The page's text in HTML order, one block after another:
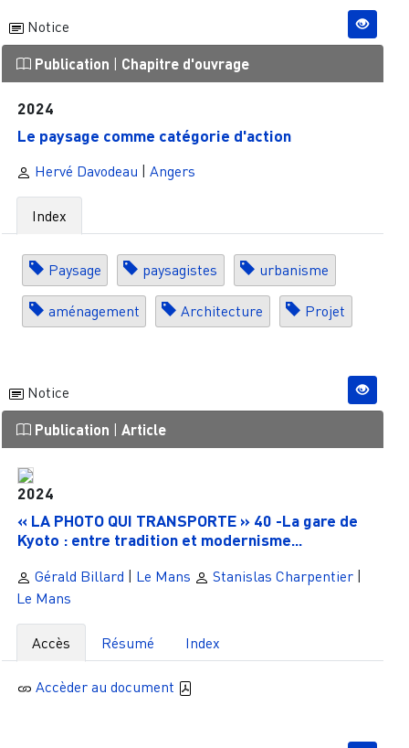
Notice
Publication Chapitre d'ouvrage
2024
Le paysage comme catégorie d'action
Hervé Davodeau Angers
Index
Paysage paysagistes urbanisme
aménagement Architecture Projet
Notice
Publication Article
2024
« LA PHOTO QUI TRANSPORTE » 40 -La gare de
Kyoto : entre tradition et modernisme...
Gérald Billard | Le Mans Stanislas Charpentier|
Le Mans
Accès Résumé Index
Accèder au document